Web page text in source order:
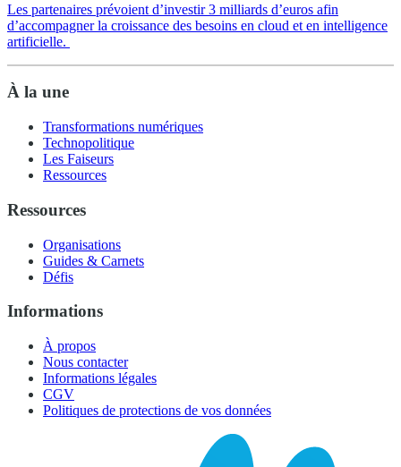
Les partenaires prévoient d’investir 3 milliards d’euros afin
d’accompagner la croissance des besoins en cloud et en intelligence
artificielle.
À la une
Transformations numériques
Technopolitique
Les Faiseurs
Ressources
Ressources
Organisations
Guides & Carnets
Défis
Informations
À propos
Nous contacter
Informations légales
CGV
Politiques de protections de vos données